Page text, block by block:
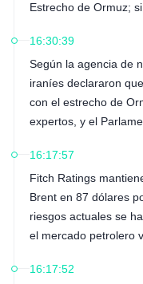
Estrecho de Ormuz;
cláusulas restrictivas
pago.
16:30:39
Según la agencia de
iraníes declararon
con el estrecho de
expertos, y el
ley.
16:17:57
Fitch Ratings
Brent en 87 dólares
riesgos actuales se
el mercado petrolero
crudo Brent
16:17:52